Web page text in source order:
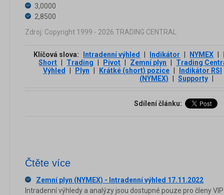
3,0000
2,8500
Zdroj: Copyright 1999 - 2026 TRADING CENTRAL
Klíčová slova: Intradenní výhled Indikátor NYMEX
Short
Trading Pivot Zemní plyn
Trading
Výhled
Plyn Krátké (short) pozice
Indikátor RSI
(NYMEX)
Supporty
Sdílení článku:
Čtěte více
Zemní plyn (NYMEX) - Intradenní výhled 17.11.2022
Intradenní výhledy a analýzy jsou dostupné pouze pro členy